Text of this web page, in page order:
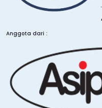
Anggota dari :